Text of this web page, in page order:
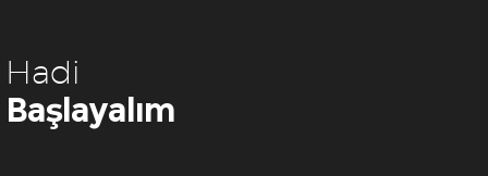
Hadi
Başlayalım